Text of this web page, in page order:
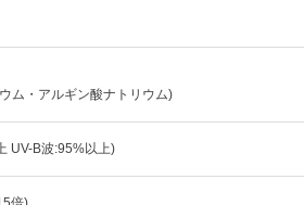
ム・アルギン酸ナトリウム)
UV-B波:95%以上)